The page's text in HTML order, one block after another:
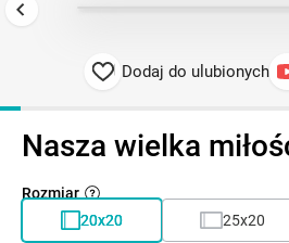
Dodaj do ulubionych
Nasza wielka
Rozmiar
20x20
25x20